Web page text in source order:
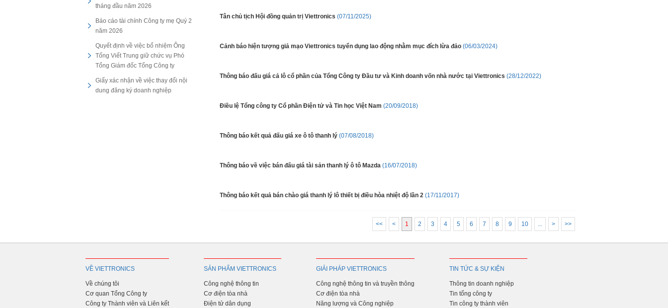
tháng đầu năm 2026
Báo cáo tài chính Công ty mẹ Quý 2
năm 2026
Quyết định về việc bổ nhiệm Ông
Tống Viết Trung giữ chức vụ Phó
Tổng Giám đốc Tổng Công ty
Giấy xác nhận về việc thay đổi nội
dung đăng ký doanh nghiệp
Tân chủ tịch Hội đồng quản trị Viettronics (07/11/2025)
Cảnh báo hiện tượng giả mạo Viettronics tuyển dụng lao động nhằm mục đích lừa đảo (06/03/2024)
Thông báo đấu giá cả lô cổ phần của Tổng Công ty Đầu tư và Kinh doanh vốn nhà nước tại Viettronics (28/12/2022)
Điều lệ Tổng công ty Cổ phần Điện tử và Tin học Việt Nam (20/09/2018)
Thông báo kết quả đấu giá xe ô tô thanh lý (07/08/2018)
Thông báo về việc bán đấu giá tài sản thanh lý ô tô Mazda (16/07/2018)
Thông báo kết quả bán chào giá thanh lý lô thiết bị điều hòa nhiệt độ lần 2 (17/11/2017)
<< < 1 2 3 4 5 6 7 8 9 10 ... > >>
VỀ VIETTRONICS
Về chúng tôi
Cơ quan Tổng Công ty
Công ty Thành viên và Liên kết
SẢN PHẨM VIETTRONICS
Công nghệ thông tin
Cơ điện tòa nhà
Điện tử dân dụng
GIẢI PHÁP VIETTRONICS
Công nghệ thông tin và truyền thông
Cơ điện tòa nhà
Năng lượng và Công nghiệp
TIN TỨC & SỰ KIỆN
Thông tin doanh nghiệp
Tin tổng công ty
Tin công ty thành viên